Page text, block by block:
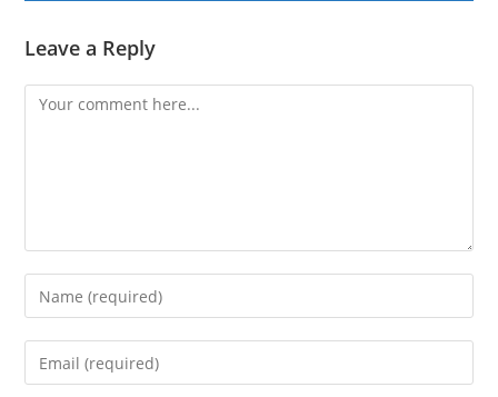
Leave a Reply
Comment
Enter
your
name
Enter
your